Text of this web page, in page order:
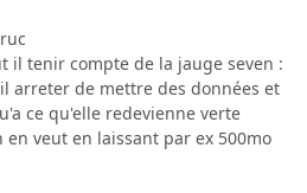
il tenir compte de la jauge seven :
arreter de mettre des données et
ce qu'elle redevienne verte
veut en laissant par ex 500mo